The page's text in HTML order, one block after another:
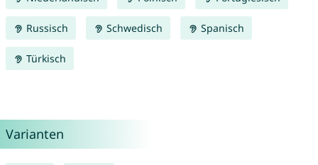
Russisch Schwedisch Spanisch
Türkisch
Varianten